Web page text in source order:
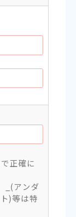
正確に
_(アンダ
)等は特